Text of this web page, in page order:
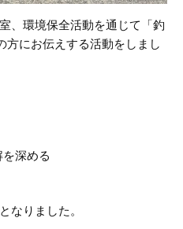
、環境保全活動を通じて「釣
方にお伝えする活動をしまし
深める
なりました。